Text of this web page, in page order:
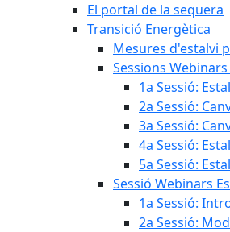
El portal de la sequera
Transició Energètica
Mesures d'estalvi
Sessions
1a Sessió:
2a Sessió:
3a Sessió:
4a Sessió:
5a Sessió:
Sessió Webinars
1a Sessió:
2a Sessió: